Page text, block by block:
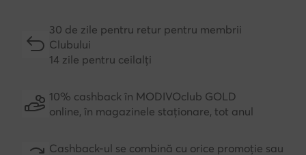
30 de zile pentru retur pentru membrii
Clubului
14 zile pentru ceilalți
10% cashback în MODIVOclub GOLD
online, în magazinele staționare, tot anul
Cashback-ul se combină cu orice promoție sau